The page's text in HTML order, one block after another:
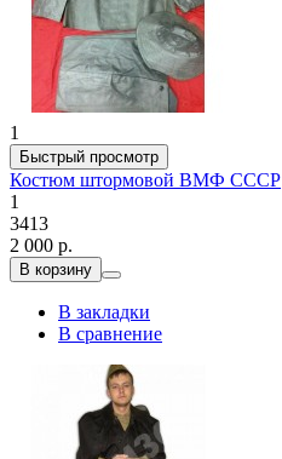
1
Быстрый просмотр
Костюм штормовой ВМФ СССР
1
3413
2 000 р.
В корзину
В закладки
В сравнение